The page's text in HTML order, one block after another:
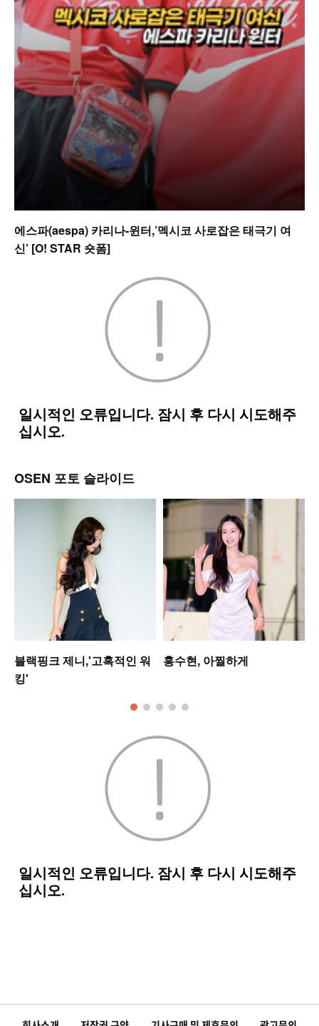
에스파(aespa) 카리나-윈터,’멕시코 사로잡은 태극기 여
신’ [O! STAR 숏폼]
OSEN 포토 슬라이드
블랙핑크 제니,'고혹적인 워
킹'
홍수현, 아찔하게